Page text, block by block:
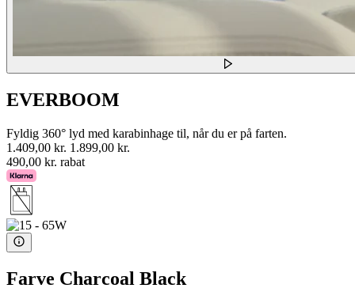
EVERBOOM
Fyldig 360° lyd med karabinhage til, når du er på farten.
1.409,00 kr. 1.899,00 kr.
490,00 kr. rabat
Farve Charcoal Black